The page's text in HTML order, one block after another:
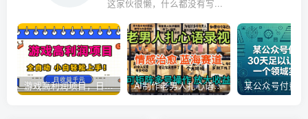
这家伙很懒，什么都没有写...
游戏高利润项目，日收益1k+，全自动，无需值守，解放双手，小白轻松上手【揭秘】 AI制作老男人扎心语录，5分钟一条，操作简单，流量非常大，保姆级教程